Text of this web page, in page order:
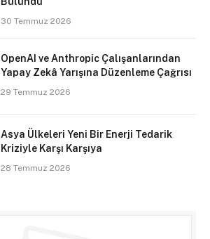
30 Temmuz 2026
OpenAI ve Anthropic Çalışanlarından
Yapay Zekâ Yarışına Düzenleme Çağrısı
29 Temmuz 2026
Asya Ülkeleri Yeni Bir Enerji Tedarik
Kriziyle Karşı Karşıya
28 Temmuz 2026